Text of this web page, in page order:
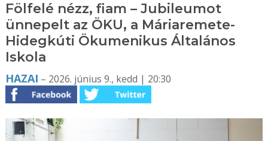
Fölfelé nézz, fiam – Jubileumot
ünnepelt az ÖKU, a Máriaremete-
Hidegkúti Ökumenikus Általános
Iskola
HAZAI – 2026. június 9., kedd | 20:30